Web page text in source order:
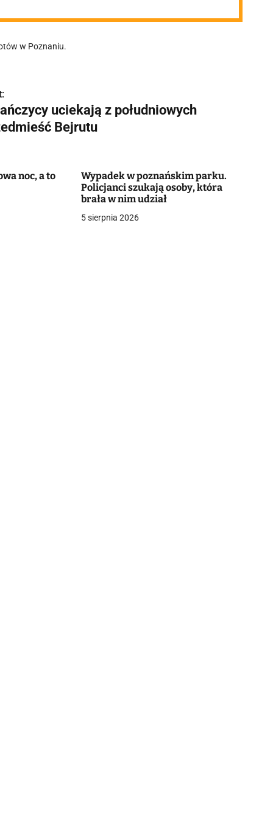
w Poznaniu.
uciekają z południowych
Bejrutu
noc, a to
Wypadek w poznańskim parku.
Policjanci szukają osoby, która
brała w nim udział
5 sierpnia 2026